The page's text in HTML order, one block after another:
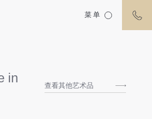
in
查看其他艺术品
菜单